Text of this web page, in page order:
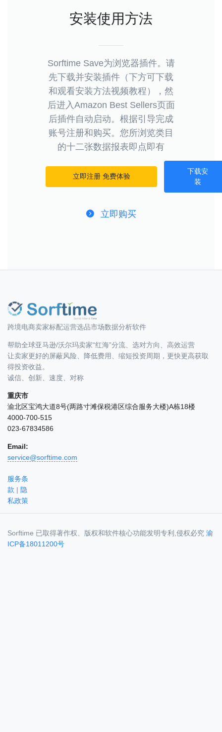
安装使用方法
Sorftime Save为浏览器插件。请
先下载并安装插件（下方可下载
和观看安装方法视频教程），然
后进入Amazon Best Sellers页面
后插件自动启动。根据引导完成
账号注册和购买。您所浏览类目
的十二张数据报表即点即有
立即注册 免费体验
下载安
装
立即购买
跨境电商卖家标配运营选品市场数据分析软件
帮助全球亚马逊/沃尔玛卖家“红海”分流、选对方向、高效运营
让卖家更好的屏蔽风险、降低费用、缩短投资周期，更快更高获取
得投资收益。
诚信、创新、速度、对称
重庆市
渝北区宝鸿大道8号(两路寸滩保税港区综合服务大楼)A栋18楼
4000-700-515
023-67834586
Email:
service@sorftime.com
服务条
款 | 隐
私政策
Sorftime 已取得著作权、版权和软件核心功能发明专利,侵权必究 渝
ICP备18011200号